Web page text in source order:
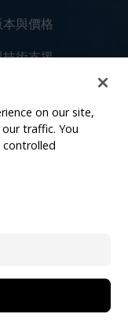
與價格
術支援
on our site,
traffic. You
controlled